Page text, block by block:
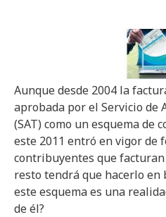
Aunque desde 2004 la
aprobada por el Servicio
(SAT) como un esquema de
este 2011 entró en vigor de
contribuyentes que
resto tendrá que hacerlo en
este esquema es una
de él?